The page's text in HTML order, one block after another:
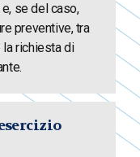
se del caso,
preventive, tra
la richiesta di